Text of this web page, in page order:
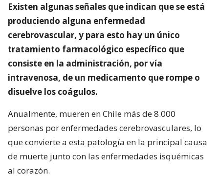
Existen algunas señales que indican que se está
produciendo alguna enfermedad
cerebrovascular, y para esto hay un único
tratamiento farmacológico específico que
consiste en la administración, por vía
intravenosa, de un medicamento que rompe o
disuelve los coágulos.
Anualmente, mueren en Chile más de 8.000
personas por enfermedades cerebrovasculares, lo
que convierte a esta patología en la principal causa
de muerte junto con las enfermedades isquémicas
al corazón.